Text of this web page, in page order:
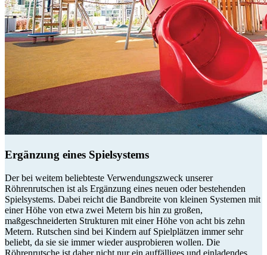
Ergänzung eines Spielsystems
Der bei weitem beliebteste Verwendungszweck unserer
Röhrenrutschen ist als Ergänzung eines neuen oder bestehenden
Spielsystems. Dabei reicht die Bandbreite von kleinen Systemen mit
einer Höhe von etwa zwei Metern bis hin zu großen,
maßgeschneiderten Strukturen mit einer Höhe von acht bis zehn
Metern. Rutschen sind bei Kindern auf Spielplätzen immer sehr
beliebt, da sie sie immer wieder ausprobieren wollen. Die
Röhrenrutsche ist daher nicht nur ein auffälliges und einladendes